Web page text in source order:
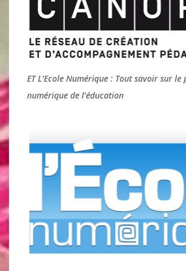
ET L’Ecole Numérique : Tout savoir sur le
numérique de l’éducation